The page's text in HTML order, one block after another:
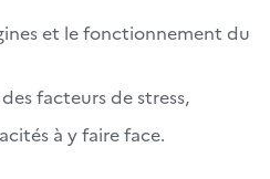
et le fonctionnement du
facteurs de stress,
à y faire face.